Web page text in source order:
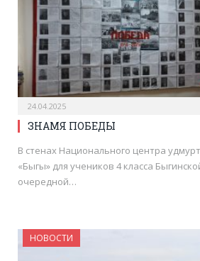
24.04.2025
ЗНАМЯ ПОБЕДЫ
В стенах Национального центра
«Быгы» для учеников 4 класса
очередной…
НОВОСТИ